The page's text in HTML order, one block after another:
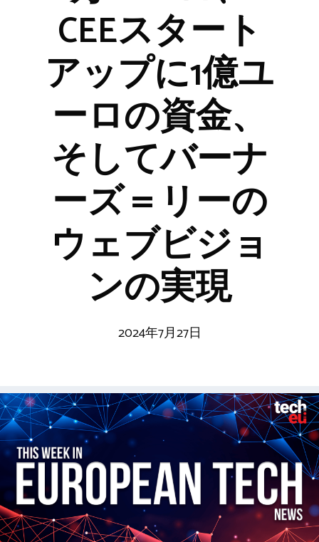
CEEスタート
アップに1億ユ
ーロの資金、
そしてバーナ
ーズ＝リーの
ウェブビジョ
ンの実現
2024年7月27日